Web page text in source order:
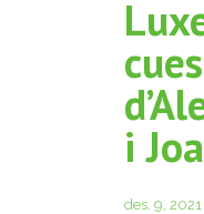
i
des. 9, 2021